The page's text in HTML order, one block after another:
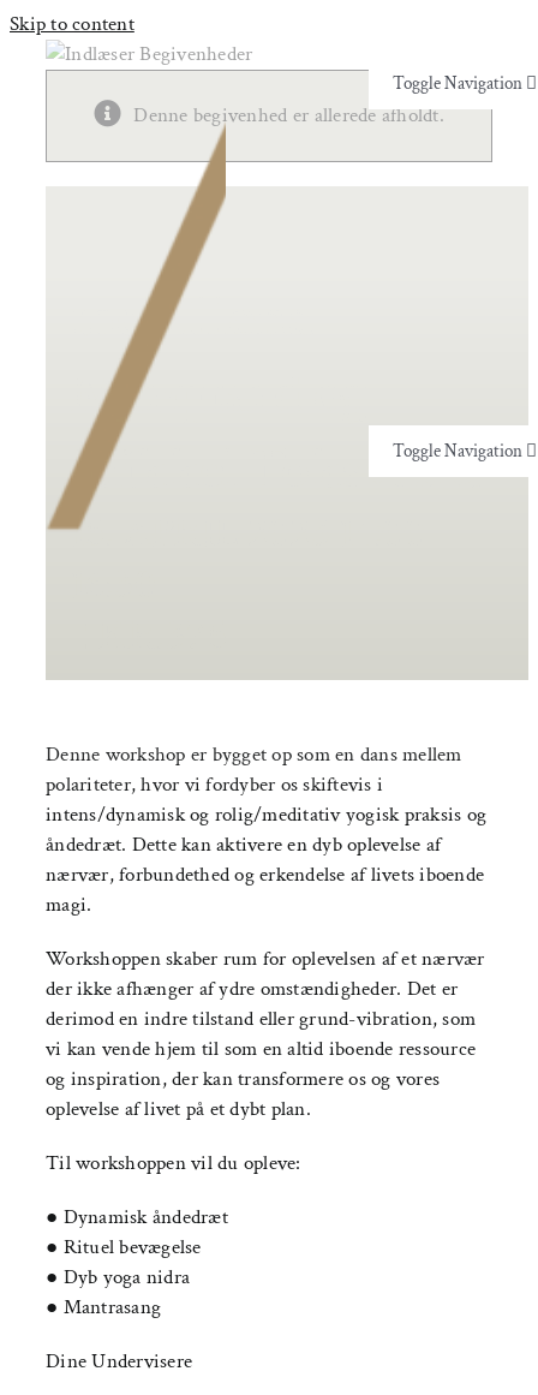
Skip to content
Toggle Navigation
Lokaler
Om AYA House
Toggle Navigation
Yoga & Bevægelse
Behandling
Uddannelser & kurser
Lokaler
Denne begivenhed er allerede afholdt.
×
Nærværets Alkymi
med Illona
Marquard og
Mikkel Toksværd
15. APRIL 2023 14:00
Denne workshop er bygget op som en dans mellem
polariteter, hvor vi fordyber os skiftevis i
intens/dynamisk og rolig/meditativ yogisk praksis og
åndedræt. Dette kan aktivere en dyb oplevelse af
nærvær, forbundethed og erkendelse af livets iboende
magi.
Workshoppen skaber rum for oplevelsen af et nærvær
der ikke afhænger af ydre omstændigheder. Det er
derimod en indre tilstand eller grund-vibration, som
vi kan vende hjem til som en altid iboende ressource
og inspiration, der kan transformere os og vores
oplevelse af livet på et dybt plan.
Til workshoppen vil du opleve:
● Dynamisk åndedræt
● Rituel bevægelse
● Dyb yoga nidra
● Mantrasang
Dine Undervisere